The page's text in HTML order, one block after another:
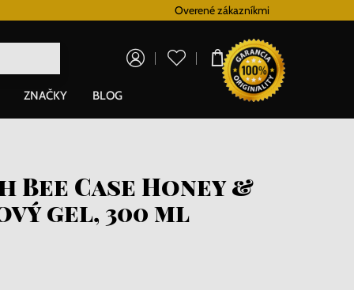
Doprava zadarmo
Overené zákazníkmi
0,00 €
ZNAČKY BLOG
Bee Case Honey &
gel, 300 ml